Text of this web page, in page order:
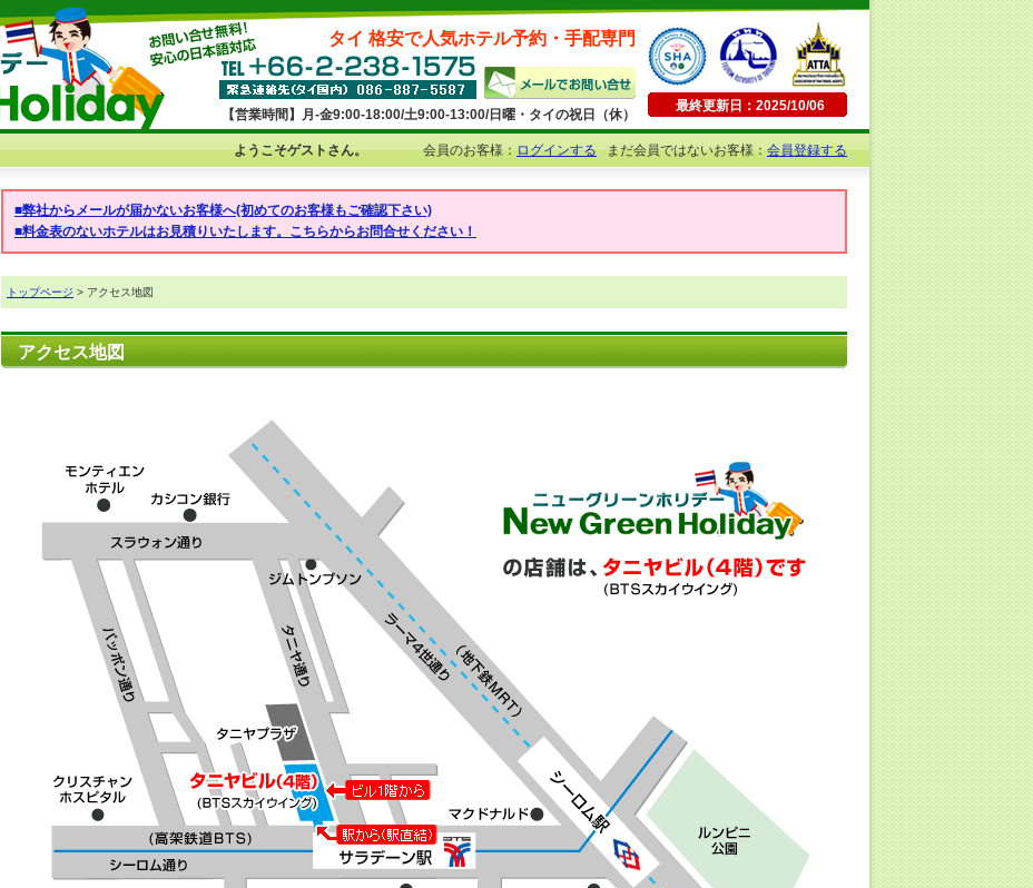
タイ 格安で人気ホテル予約・手配専門
【営業時間】月-金9:00-18:00/土9:00-13:00/日曜・タイの祝日（休）
最終更新日：2025/10/06
ようこそゲストさん。 会員のお客様：ログインするまだ会員ではないお客様：会員登録する
■弊社からメールが届かないお客様へ(初めてのお客様もご確認下さい)
■料金表のないホテルはお見積りいたします。こちらからお問合せください！
トップページ > アクセス地図
アクセス地図